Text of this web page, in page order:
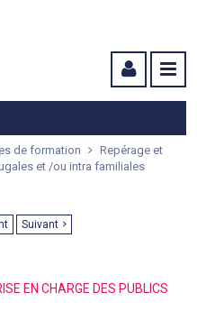
de formation
Repérage et
et /ou intra familiales
Suivant
EN CHARGE DES PUBLICS